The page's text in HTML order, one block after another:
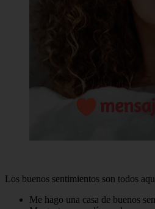
Los buenos sentimientos son todos
Me hago una casa de buenos